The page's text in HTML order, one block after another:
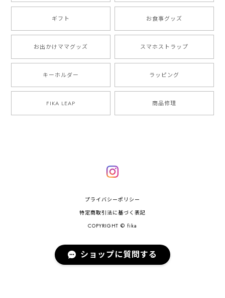
ギフト お食事グッズ
お出かけママグッズ スマホストラップ
キーホルダー ラッピング
FIKA LEAP 商品修理
プライバシーポリシー
特定商取引法に基づく表記
COPYRIGHT © fika
ショップに質問する